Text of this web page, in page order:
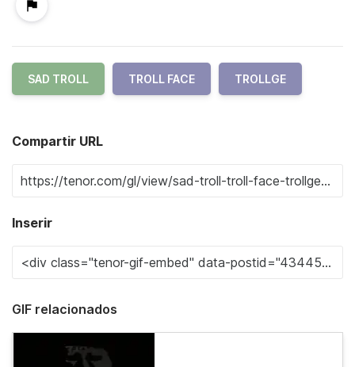
SAD TROLL TROLL FACE TROLLGE
Compartir URL
Inserir
GIF relacionados